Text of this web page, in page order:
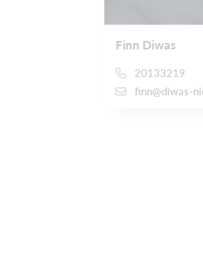
Finn Diwas
20133219
finn@diwas-